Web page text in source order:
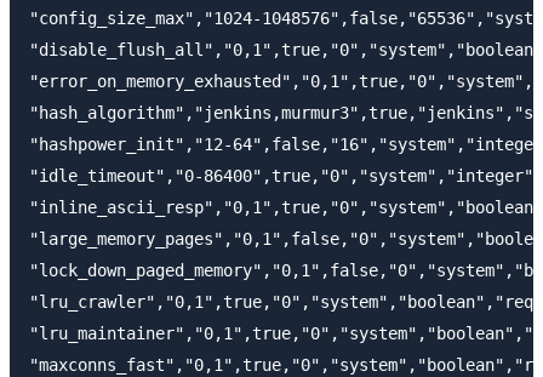
"config_size_max","1024-
"hashpower_init","12-
"idle_timeout","0-